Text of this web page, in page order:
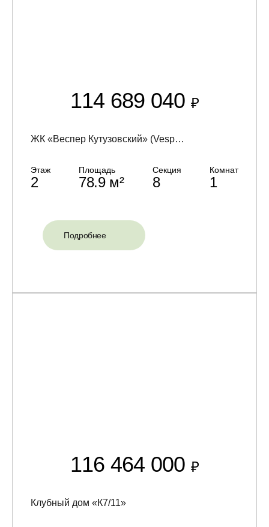
114 689 040₽
ЖК «Веспер Кутузовский» (Vesper Кутузовский)
Этаж
2
Площадь
78.9 м²
Секция
8
Комнат
1
Подробнее
116 464 000₽
Клубный дом «К7/11»